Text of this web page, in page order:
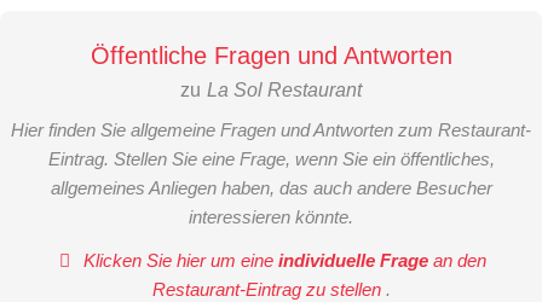
Öffentliche Fragen und Antworten
zu La Sol Restaurant
Hier finden Sie allgemeine Fragen und Antworten zum Restaurant-
Eintrag. Stellen Sie eine Frage, wenn Sie ein öffentliches,
allgemeines Anliegen haben, das auch andere Besucher
interessieren könnte.
Klicken Sie hier um eineindividuelle Frage an den
Restaurant-Eintrag zu stellen .